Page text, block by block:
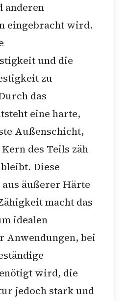
anderen
eingebracht wird.
und die
zu
das
eine harte,
Außenschicht,
des Teils zäh
Diese
äußerer Härte
macht das
idealen
Anwendungen, bei
wird, die
jedoch stark und